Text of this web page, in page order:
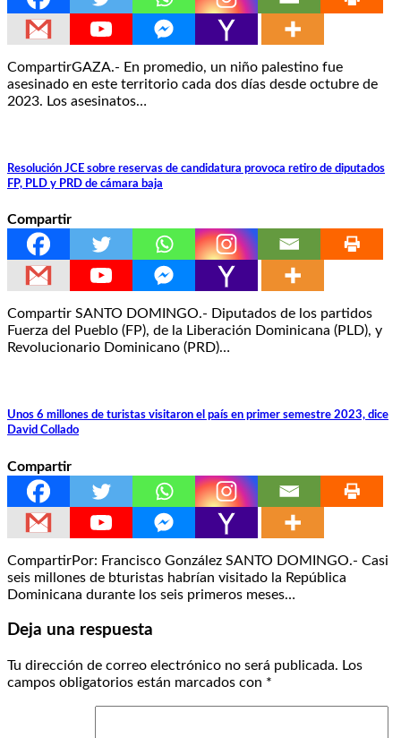
CompartirGAZA.- En promedio, un niño palestino fue
asesinado en este territorio cada dos días desde octubre de
2023. Los asesinatos…
Resolución JCE sobre reservas de candidatura provoca retiro de diputados
FP, PLD y PRD de cámara baja
Compartir
Compartir SANTO DOMINGO.- Diputados de los partidos
Fuerza del Pueblo (FP), de la Liberación Dominicana (PLD), y
Revolucionario Dominicano (PRD)…
Unos 6 millones de turistas visitaron el país en primer semestre 2023, dice
David Collado
Compartir
CompartirPor: Francisco González SANTO DOMINGO.- Casi
seis millones de bturistas habrían visitado la República
Dominicana durante los seis primeros meses…
Deja una respuesta
Tu dirección de correo electrónico no será publicada. Los
campos obligatorios están marcados con *